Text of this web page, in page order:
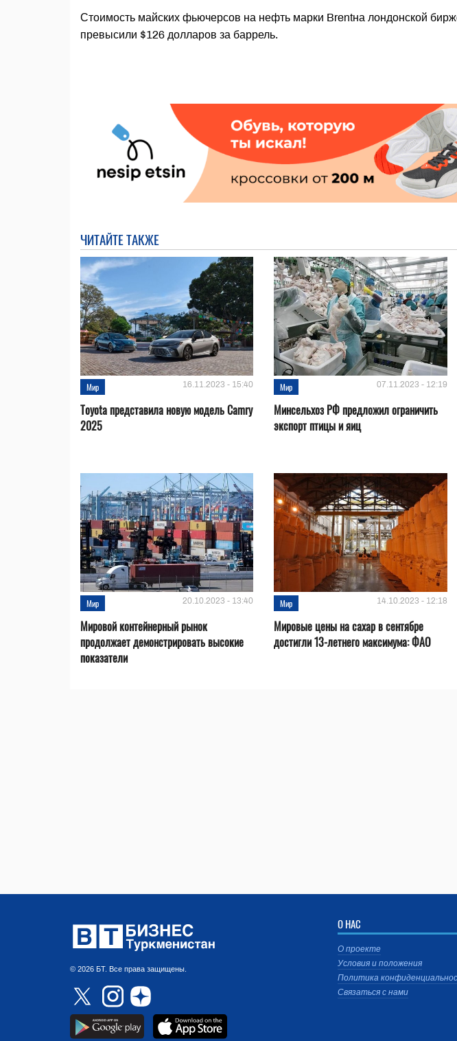
Стоимость майских фьючерсов на нефть марки Brentна лондонской
превысили $126 долларов за баррель.
ЧИТАЙТЕ ТАКЖЕ
Мир 16.11.2023 - 15:40
Toyota представила новую модель Camry
2025
Мир 07.11.2023 - 12:19
Минсельхоз РФ предложил ограничить
экспорт птицы и яиц
Мир 20.10.2023 - 13:40
Мировой контейнерный рынок
продолжает демонстрировать высокие
показатели
Мир 14.10.2023 - 12:18
Мировые цены на сахар в сентябре
достигли 13-летнего максимума: ФАО
© 2026 БТ. Все права защищены.
О НАС
О проекте
Условия и положения
Политика
Связаться с нами